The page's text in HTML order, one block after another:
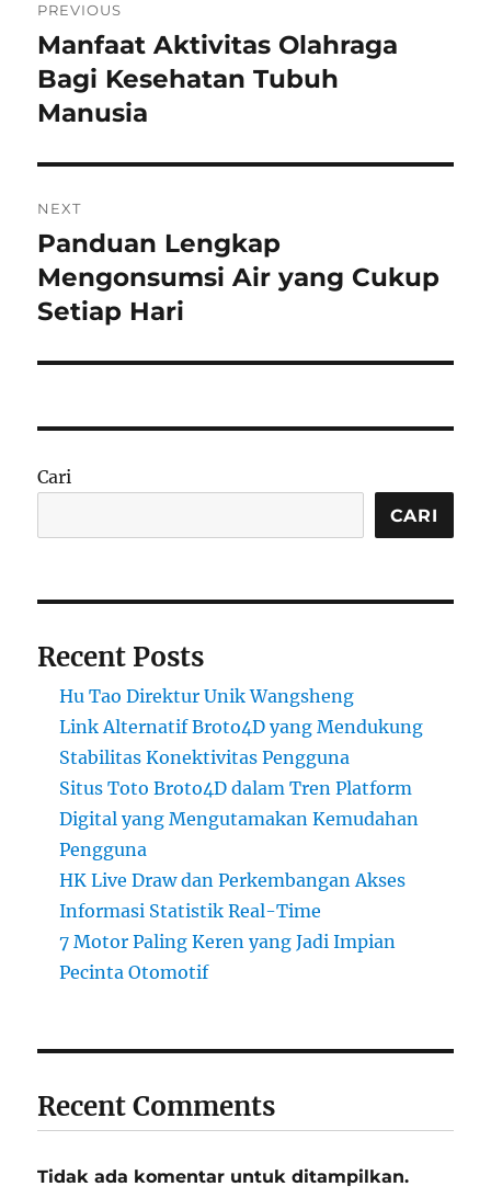
pos
PREVIOUS
Previous
post:
Manfaat Aktivitas Olahraga
Bagi Kesehatan Tubuh
Manusia
NEXT
Next
post:
Panduan Lengkap
Mengonsumsi Air yang Cukup
Setiap Hari
Cari
CARI
Recent Posts
Hu Tao Direktur Unik Wangsheng
Link Alternatif Broto4D yang Mendukung
Stabilitas Konektivitas Pengguna
Situs Toto Broto4D dalam Tren Platform
Digital yang Mengutamakan Kemudahan
Pengguna
HK Live Draw dan Perkembangan Akses
Informasi Statistik Real-Time
7 Motor Paling Keren yang Jadi Impian
Pecinta Otomotif
Recent Comments
Tidak ada komentar untuk ditampilkan.